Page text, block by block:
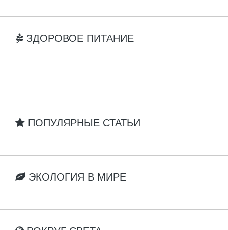
ЗДОРОВОЕ ПИТАНИЕ
ПОПУЛЯРНЫЕ СТАТЬИ
ЭКОЛОГИЯ В МИРЕ